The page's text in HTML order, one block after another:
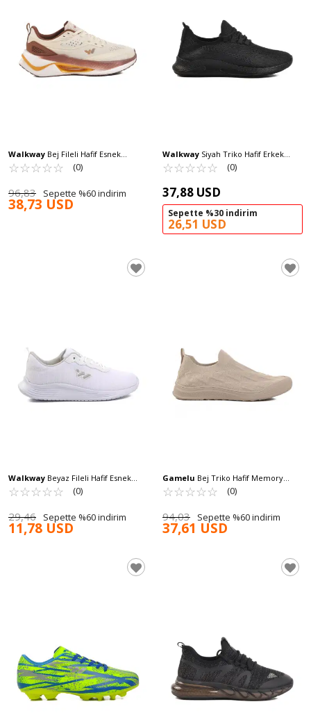
Walkway Bej Fileli Hafif Esnek
Memory Foam Erkek Spor Ayakkabı
Tirispol M
☆☆☆☆☆
★★★★★ (0)
96,83 Sepette %60 indirim
38,73 USD
Walkway Siyah Triko Hafif Erkek
Spor Ayakkabı Pına 103 M
☆☆☆☆☆
★★★★★ (0)
37,88 USD
Sepette %30 indirim
26,51 USD
Walkway Beyaz Fileli Hafif Esnek
Erkek Spor Ayakkabı Aldan M
☆☆☆☆☆
★★★★★ (0)
29,46 Sepette %60 indirim
11,78 USD
Gamelu Bej Triko Hafif Memory
Foam Erkek Spor Ayakkabı Toss M
☆☆☆☆☆
★★★★★ (0)
94,03 Sepette %60 indirim
37,61 USD